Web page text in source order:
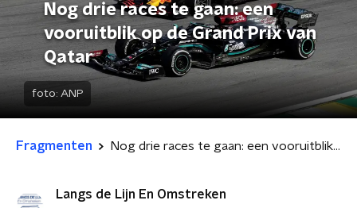
Nog drie races te gaan: een
vooruitblik op de Grand Prix van
Qatar
foto: ANP
Fragmenten Nog drie races te gaan: een vooruitblik op de Grand Prix van Qatar
Langs de Lijn En Omstreken